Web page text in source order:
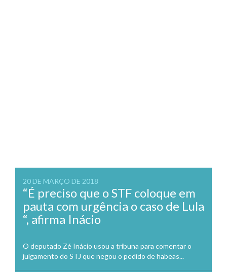
20 DE MARÇO DE 2018
“É preciso que o STF coloque em
pauta com urgência o caso de Lula
“, afirma Inácio
O deputado Zé Inácio usou a tribuna para comentar o
julgamento do STJ que negou o pedido de habeas...